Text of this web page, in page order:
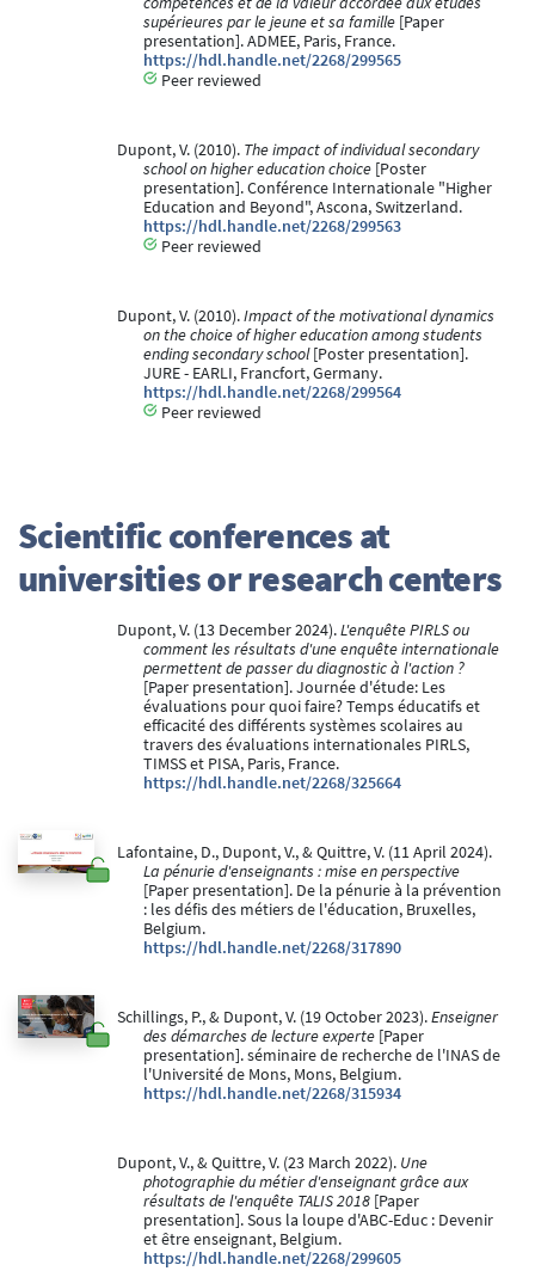
supérieures par le jeune et sa famille [Paper
presentation]. ADMEE, Paris, France.
https://hdl.handle.net/2268/299565
Peer reviewed
Dupont, V. (2010). The impact of individual secondary
school on higher education choice [Poster
presentation]. Conférence Internationale "Higher
Education and Beyond", Ascona, Switzerland.
https://hdl.handle.net/2268/299563
Peer reviewed
Dupont, V. (2010).Impact of the motivational dynamics
on the choice of higher education among students
ending secondary school[Poster presentation].
JURE - EARLI, Francfort, Germany.
https://hdl.handle.net/2268/299564
Peer reviewed
Scientific conferences at
universities or research centers
Dupont, V. (13 December 2024).L'enquête PIRLS ou
comment les résultats d'une enquête internationale
permettent de passer du diagnostic à l'action ?
[Paper presentation]. Journée d'étude: Les
évaluations pour quoi faire? Temps éducatifs et
efficacité des différents systèmes scolaires au
travers des évaluations internationales PIRLS,
TIMSS et PISA, Paris, France.
https://hdl.handle.net/2268/325664
Lafontaine, D., Dupont, V., & Quittre, V. (11 April 2024).
La pénurie d'enseignants : mise en perspective
[Paper presentation]. De la pénurie à la prévention
: les défis des métiers de l'éducation, Bruxelles,
Belgium.
https://hdl.handle.net/2268/317890
Schillings, P., & Dupont, V. (19 October 2023).Enseigner
des démarches de lecture experte [Paper
presentation]. séminaire de recherche de l'INAS de
l'Université de Mons, Mons, Belgium.
https://hdl.handle.net/2268/315934
Dupont, V., & Quittre, V. (23 March 2022). Une
photographie du métier d'enseignant grâce aux
résultats de l'enquête TALIS 2018 [Paper
presentation]. Sous la loupe d'ABC-Educ : Devenir
et être enseignant, Belgium.
https://hdl.handle.net/2268/299605